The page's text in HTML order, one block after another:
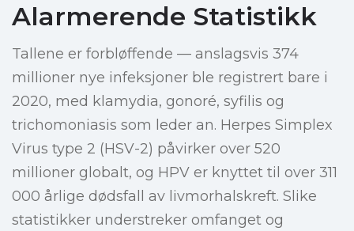
Alarmerende Statistikk
Tallene er forbløffende — anslagsvis 374
millioner nye infeksjoner ble registrert bare i
2020, med klamydia, gonoré, syfilis og
trichomoniasis som leder an. Herpes Simplex
Virus type 2 (HSV-2) påvirker over 520
millioner globalt, og HPV er knyttet til over 311
000 årlige dødsfall av livmorhalskreft. Slike
statistikker understreker omfanget og